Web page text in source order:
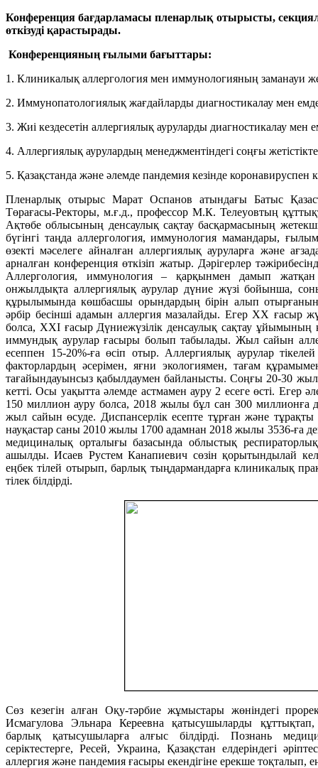
Конференция бағдарламасы пленарлық отырысты,
өткізуді қарастырады.
Конференцияның ғылыми бағыттары:
1. Клиникалық аллергология мен иммунологияның заманауи
2. Иммунопатологиялық жағдайларды диагностикалау мен
3. Жиі кездесетін аллергиялық ауруларды диагностикалау мен
4. Аллергиялық аурулардың менеджментіндегі соңғы
5. Қазақстанда және әлемде пандемия кезінде коронавируспен
Пленарлық отырыс Марат Оспанов атындағы Батыс
Төрағасы-Ректоры, м.ғ.д., профессор М.К. Телеуовтың
Ақтөбе облысының денсаулық сақтау басқармасының
бүгінгі таңда аллергология, иммунология мамандары,
өзекті мәселеге айналған аллергиялық ауруларға және
арналған конференция өткізіп жатыр. Дәрігерлер
Аллергология, иммунология – қарқынмен дамып
онжылдықта аллергиялық аурулар дүние жүзі бойынша,
құрылымында көшбасшы орындардың бірін алып
әрбір бесінші адамын аллергия мазалайды. Егер ХХ ғасыр
болса, ХХІ ғасыр Дүниежүзілік денсаулық сақтау ұйымының
иммундық аурулар ғасыры болып табылады. Жыл сайын
есеппен 15-20%-ға өсіп отыр. Аллергиялық аурулар
факторлардың әсерімен, яғни экологиямен, тағам
тағайындауынсыз қабылдаумен байланысты. Соңғы 20-30
кетті. Осы уақытта әлемде астмамен ауру 2 есеге өсті.
150 миллион ауру болса, 2018 жылы бұл сан 300 миллионға
жыл сайын өсуде. Диспансерлік есепте тұрған және
науқастар саны 2010 жылы 1700 адамнан 2018 жылы 3536-ға
медициналық орталығы базасында облыстық
ашылды. Исаев Рустем Канапиевич сөзін қорытындылай
еңбек тілей отырып, барлық тыңдармандарға клиникалық
тілек білдірді.
Сөз кезегін алған Оқу-тәрбие жұмыстары жөніндегі
Исмагулова Эльнара Кереевна қатысушыларды
барлық қатысушыларға алғыс білдірді. Познань
серіктестерге, Ресей, Украина, Қазақстан елдеріндегі
аллергия және пандемия ғасыры екендігіне ерекше тоқталып,